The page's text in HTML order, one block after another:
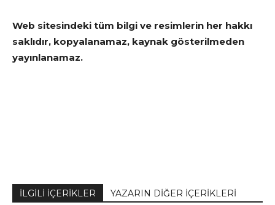
Web sitesindeki tüm bilgi ve resimlerin her hakkı
saklıdır, kopyalanamaz, kaynak gösterilmeden
yayınlanamaz.
İLGİLİ İÇERİKLER YAZARIN DİĞER İÇERİKLERİ